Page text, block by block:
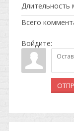
Длительность
Всего
Войдите: